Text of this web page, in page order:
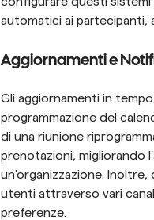
automatici ai partecipanti,
Aggiornamenti e
Gli aggiornamenti in
programmazione del
di una riunione
prenotazioni, migliorando
un'organizzazione.
utenti attraverso vari
preferenze.